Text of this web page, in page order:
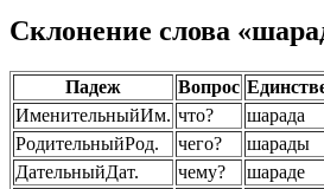
Склонение слова
Падеж Вопрос
ИменительныйИм. что? шарада
РодительныйРод. чего? шарады
ДательныйДат. чему? шараде